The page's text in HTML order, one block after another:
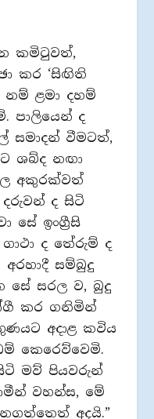
කමිටුවත්,
කර ‘සිඟිති
නම් ළමා දහම්
පාලියෙන් ද
සමාදන් වීමටත්,
ශබ්ද නඟා
අකුරක්වත්
ද සිටි
සේ ඉංග්‍රීසි
ද තේරුම් ද
සම්බුදු
සේ සරල ව, බුදු
කර ගනිමින්
අදාළ කවිය
කෙරෙව්වෙමි.
මව් පියවරුන්
වහන්ස, මේ
අදයි.”